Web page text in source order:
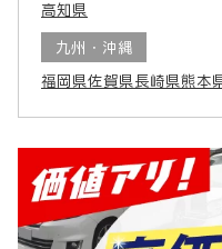
高知県
九州・沖縄
福岡県佐賀県長崎県熊本